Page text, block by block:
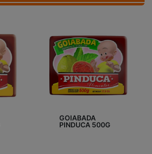
GOIABADA
PINDUCA 500G